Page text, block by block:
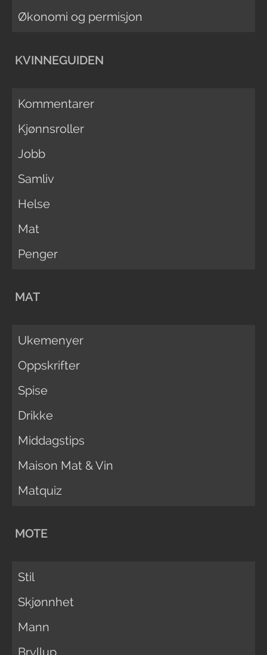
Økonomi og permisjon
KVINNEGUIDEN
Kommentarer
Kjønnsroller
Jobb
Samliv
Helse
Mat
Penger
MAT
Ukemenyer
Oppskrifter
Spise
Drikke
Middagstips
Maison Mat & Vin
Matquiz
MOTE
Stil
Skjønnhet
Mann
Bryllup